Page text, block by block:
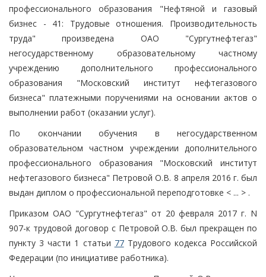
профессионального образования "Нефтяной и газовый
бизнес - 41: Трудовые отношения. Производительность
труда" произведена ОАО "Сургутнефтегаз"
негосударственному образовательному частному
учреждению дополнительного профессионального
образования "Московский институт нефтегазового
бизнеса" платежными поручениями на основании актов о
выполнении работ (оказании услуг).
По окончании обучения в негосударственном
образовательном частном учреждении дополнительного
профессионального образования "Московский институт
нефтегазового бизнеса" Петровой О.В. 8 апреля 2016 г. был
выдан диплом о профессиональной переподготовке < ... > .
Приказом ОАО "Сургутнефтегаз" от 20 февраля 2017 г. N
907-к трудовой договор с Петровой О.В. был прекращен по
пункту 3 части 1 статьи 77Трудового кодекса Российской
Федерации (по инициативе работника).